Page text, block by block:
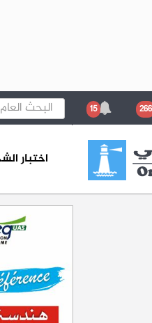
266
15
اختبار